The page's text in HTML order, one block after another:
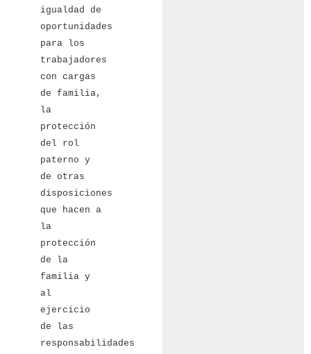
igualdad de
oportunidades
para los
trabajadores
con cargas
de familia,
la
protección
del rol
paterno y
de otras
disposiciones
que hacen a
la
protección
de la
familia y
al
ejercicio
de las
responsabilidades